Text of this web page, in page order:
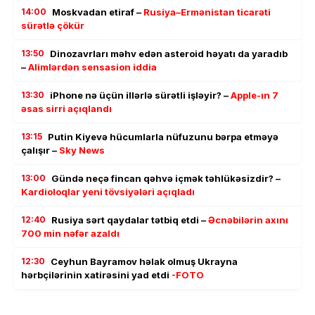
14:00 Moskvadan etiraf – Rusiya–Ermənistan ticarəti
sürətlə çökür
13:50
Dinozavrları məhv edən asteroid həyatı da yaradıb
–Alimlərdən sensasion iddia
13:30 iPhone nə üçün illərlə sürətli işləyir? –Apple-ın 7
əsas sirri açıqlandı
13:15 Putin Kiyevə hücumlarla nüfuzunu bərpa etməyə
çalışır – Sky News
13:00
Gündə neçə fincan qəhvə içmək təhlükəsizdir? –
Kardioloqlar yeni tövsiyələri açıqladı
12:40 Rusiya sərt qaydalar tətbiq etdi –Əcnəbilərin axını
700 min nəfər azaldı
12:30
Ceyhun Bayramov həlak olmuş Ukrayna
hərbçilərinin xatirəsini yad etdi -FOTO